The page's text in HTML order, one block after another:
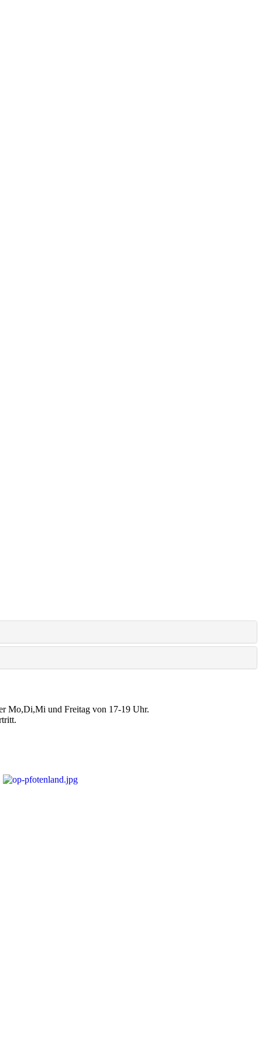
Mo,Di,Mi und Freitag von 17-19 Uhr.